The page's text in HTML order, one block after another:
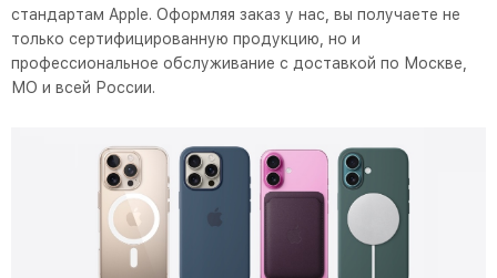
стандартам Apple. Оформляя заказ у нас, вы получаете не
только сертифицированную продукцию, но и
профессиональное обслуживание с доставкой по Москве,
МО и всей России.